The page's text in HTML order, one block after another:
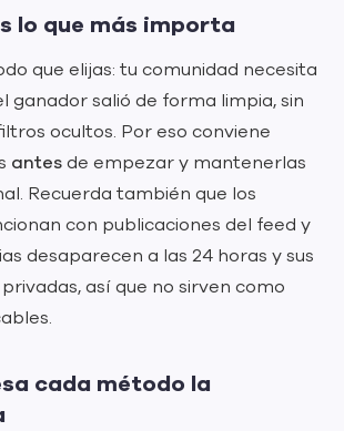
lo que más importa
que elijas: tu comunidad necesita
ganador salió de forma limpia, sin
ocultos. Por eso conviene
antesde empezar y mantenerlas
Recuerda también que los
con publicaciones del feed y
desaparecen a las 24 horas y sus
así que no sirven como
cada método la